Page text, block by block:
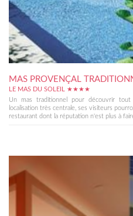
MAS PROVENÇAL
LE MAS DU SOLEIL ★★★★
Un mas traditionnel pour découvrir
localisation très centrale, ses visiteurs
restaurant dont la réputation n'est plus à